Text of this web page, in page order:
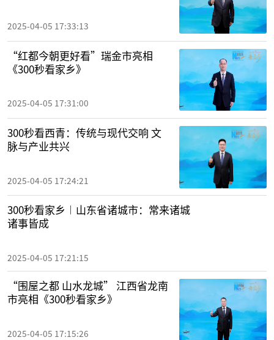
2025-04-05 17:33:13
“红都今朝更好看”瑞金市亮相
《300秒看家乡》
2025-04-05 17:31:00
300秒看西青：传统与现代交响 文
脉与产业共兴
2025-04-05 17:24:21
300秒看家乡︱山东省诸城市：常来诸城
诸事皆成
2025-04-05 17:21:15
“围屋之都 山水龙城” 江西省龙南
市亮相《300秒看家乡》
2025-04-05 17:15:26